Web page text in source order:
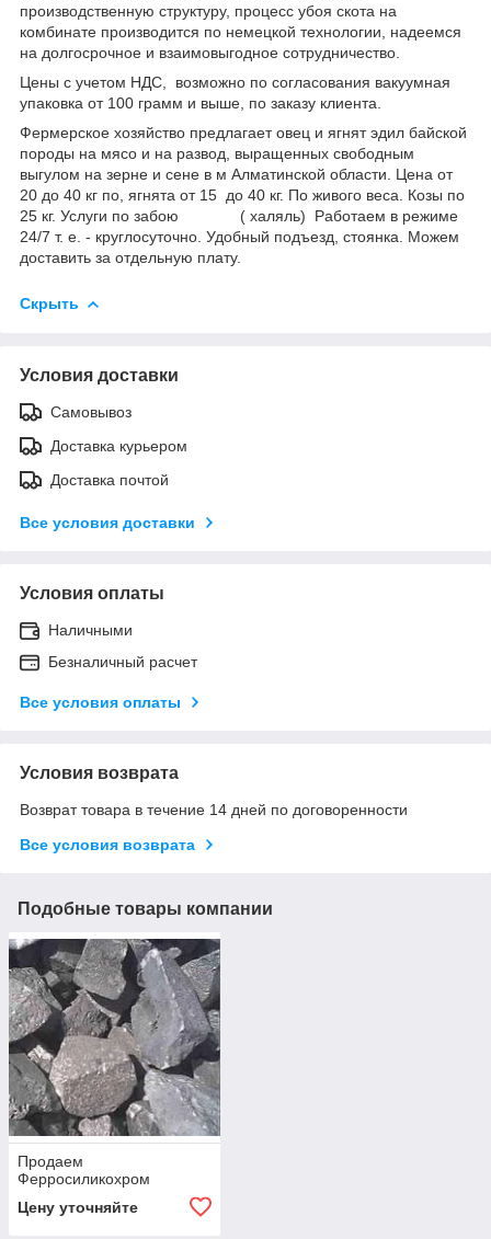
производственную структуру, процесс убоя скота на
комбинате производится по немецкой технологии, надеемся
на долгосрочное и взаимовыгодное сотрудничество.
Цены с учетом НДС, возможно по согласования вакуумная
упаковка от 100 грамм и выше, по заказу клиента.
Фермерское хозяйство предлагает овец и ягнят эдил байской
породы на мясо и на развод, выращенных свободным
выгулом на зерне и сене в м Алматинской области. Цена от
20 до 40 кг по, ягнята от 15 до 40 кг. По живого веса. Козы по
25 кг. Услуги по забою ( халяль) Работаем в режиме
24/7 т. е. - круглосуточно. Удобный подъезд, стоянка. Можем
доставить за отдельную плату.
Скрыть
Условия доставки
Самовывоз
Доставка курьером
Доставка почтой
Все условия доставки
Условия оплаты
Наличными
Безналичный расчет
Все условия оплаты
Условия возврата
Возврат товара в течение 14 дней по договоренности
Все условия возврата
Подобные товары компании
Продаем
Ферросиликохром
Цену уточняйте